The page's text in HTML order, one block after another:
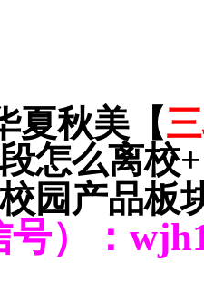
夏秋美【
怎么离校+
园产品板
）：